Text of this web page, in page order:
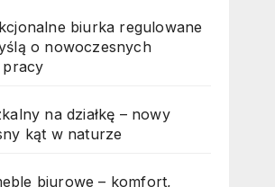
biurka regulowane
o nowoczesnych
na działkę – nowy
kąt w naturze
biurowe – komfort,